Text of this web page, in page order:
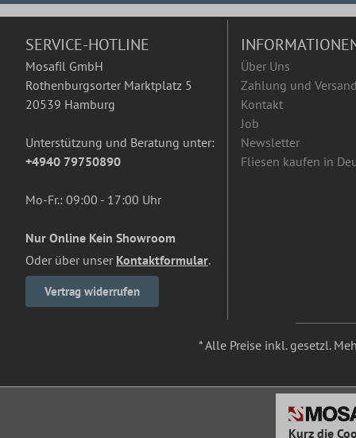
SERVICE-HOTLINE
Mosafil GmbH
Rothenburgsorter Marktplatz 5
20539 Hamburg
Unterstützung und Beratung unter:
+4940 79750890
Mo-Fr.: 09:00 - 17:00 Uhr
Nur Online Kein Showroom
Oder über unser Kontaktformular.
Vertrag widerrufen
Über Uns
Zahlung und Versand
Kontakt
Job
Newsletter
Fliesen kaufen in
* Alle Preise inkl. gesetzl.
Kurz die